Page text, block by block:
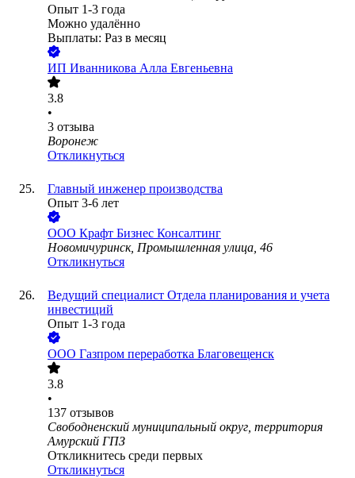
Опыт 1-3 года
Можно удалённо
Выплаты: Раз в месяц
ИП Иванникова Алла Евгеньевна
3.8
•
3 отзыва
Воронеж
Откликнуться
Главный инженер производства
Опыт 3-6 лет
ООО Крафт Бизнес Консалтинг
Новомичуринск, Промышленная улица, 46
Откликнуться
Ведущий специалист Отдела планирования и учета
инвестиций
Опыт 1-3 года
ООО Газпром переработка Благовещенск
3.8
•
137 отзывов
Свободненский муниципальный округ, территория
Амурский ГПЗ
Откликнитесь среди первых
Откликнуться